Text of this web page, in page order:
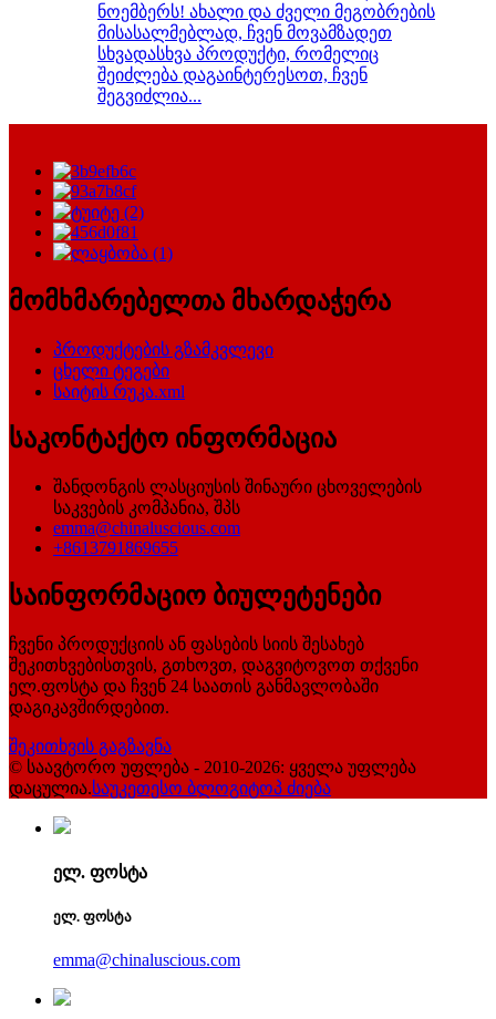
ნოემბერს! ახალი და ძველი მეგობრების
მისასალმებლად, ჩვენ მოვამზადეთ
სხვადასხვა პროდუქტი, რომელიც
შეიძლება დაგაინტერესოთ, ჩვენ
შეგვიძლია...
მომხმარებელთა მხარდაჭერა
პროდუქტების გზამკვლევი
ცხელი ტეგები
საიტის რუკა.xml
საკონტაქტო ინფორმაცია
შანდონგის ლასციუსის შინაური ცხოველების
საკვების კომპანია, შპს
emma@chinaluscious.com
+8613791869655
საინფორმაციო ბიულეტენები
ჩვენი პროდუქციის ან ფასების სიის შესახებ
შეკითხვებისთვის, გთხოვთ, დაგვიტოვოთ თქვენი
ელ.ფოსტა და ჩვენ 24 საათის განმავლობაში
დაგიკავშირდებით.
შეკითხვის გაგზავნა
© საავტორო უფლება - 2010-2026: ყველა უფლება
დაცულია.საუკეთესო ბლოგიტოპ ძიება
ელ. ფოსტა
ელ. ფოსტა
emma@chinaluscious.com